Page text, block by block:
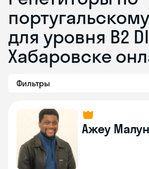
для уровня B2
Хабаровске
Фильтры
Ажеу
Skyeng Chat
online